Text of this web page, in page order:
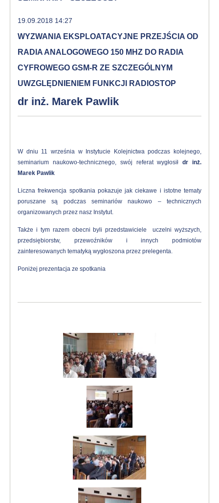
19.09.2018 14:27
WYZWANIA EKSPLOATACYJNE PRZEJŚCIA OD
RADIA ANALOGOWEGO 150 MHZ DO RADIA
CYFROWEGO GSM-R ZE SZCZEGÓLNYM
UWZGLĘDNIENIEM FUNKCJI RADIOSTOP
dr inż. Marek Pawlik
W dniu 11 września w Instytucie Kolejnictwa podczas kolejnego,
seminarium naukowo-technicznego, swój referat wygłosiłdr inż.
Marek Pawlik
Liczna frekwencja spotkania pokazuje jak ciekawe i istotne tematy
poruszane są podczas seminariów naukowo – technicznych
organizowanych przez nasz Instytut.
Także i tym razem obecni byli przedstawiciele uczelni wyższych,
przedsiębiorstw, przewoźników i innych podmiotów
zainteresowanych tematyką wygłoszona przez prelegenta.
Poniżej prezentacja ze spotkania